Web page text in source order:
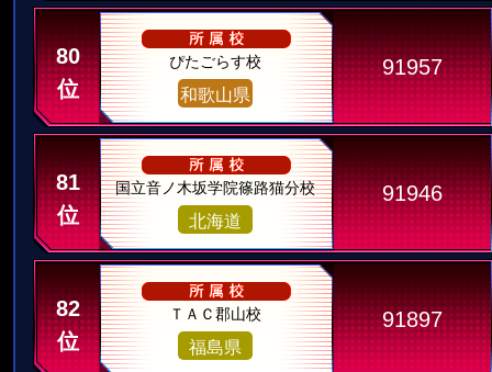
80
位
ぴたごらす校
和歌山県
91957
81
位
国立音ノ木坂学院篠路猫分校
北海道
91946
82
位
ＴＡＣ郡山校
福島県
91897